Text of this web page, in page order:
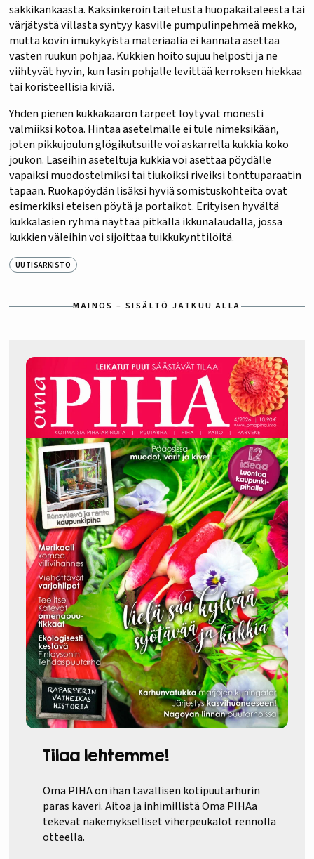
säkkikankaasta. Kaksinkeroin taitetusta huopakaitaleesta tai
värjätystä villasta syntyy kasville pumpulinpehmeä mekko,
mutta kovin imukykyistä materiaalia ei kannata asettaa
vasten ruukun pohjaa. Kukkien hoito sujuu helposti ja ne
viihtyvät hyvin, kun lasin pohjalle levittää kerroksen hiekkaa
tai koristeellisia kiviä.
Yhden pienen kukkakäärön tarpeet löytyvät monesti
valmiiksi kotoa. Hintaa asetelmalle ei tule nimeksikään,
joten pikkujoulun glögikutsuille voi askarrella kukkia koko
joukon. Laseihin aseteltuja kukkia voi asettaa pöydälle
vapaiksi muodostelmiksi tai tiukoiksi riveiksi tonttuparaatin
tapaan. Ruokapöydän lisäksi hyviä somistuskohteita ovat
esimerkiksi eteisen pöytä ja portaikot. Erityisen hyvältä
kukkalasien ryhmä näyttää pitkällä ikkunalaudalla, jossa
kukkien väleihin voi sijoittaa tuikkukynttilöitä.
UUTISARKISTO
MAINOS – SISÄLTÖ JATKUU ALLA
Tilaa lehtemme!
Oma PIHA on ihan tavallisen kotipuutarhurin
paras kaveri. Aitoa ja inhimillistä Oma PIHAa
tekevät näkemykselliset viherpeukalot rennolla
otteella.